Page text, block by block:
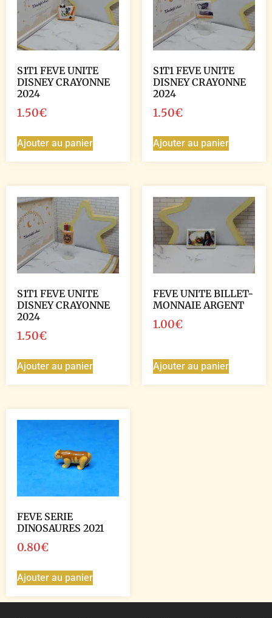
S1T1 FEVE UNITE
DISNEY CRAYONNE
2024
1.50€
Ajouter au panier
S1T1 FEVE UNITE
DISNEY CRAYONNE
2024
1.50€
Ajouter au panier
S1T1 FEVE UNITE
DISNEY CRAYONNE
2024
1.50€
Ajouter au panier
FEVE UNITE BILLET-
MONNAIE ARGENT
1.00€
Ajouter au panier
FEVE SERIE
DINOSAURES 2021
0.80€
Ajouter au panier